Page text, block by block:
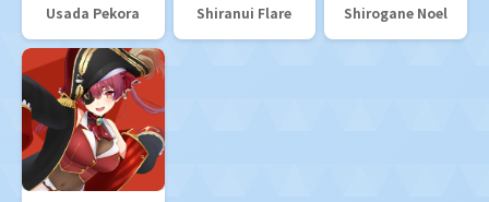
Usada Pekora Shiranui Flare Shirogane Noel